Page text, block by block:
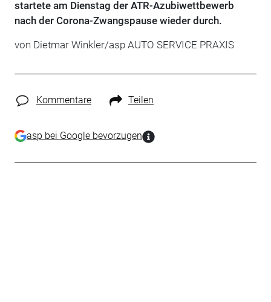
startete am Dienstag der ATR-Azubiwettbewerb
nach der Corona-Zwangspause wieder durch.
von Dietmar Winkler/asp AUTO SERVICE PRAXIS
Kommentare Teilen
asp bei Google bevorzugen